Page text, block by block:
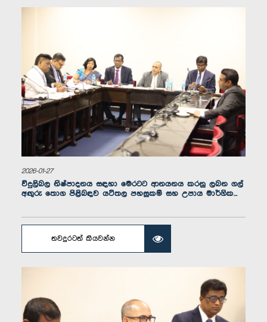
ගරු නීතිඥ ගීතා හේරත් මහත්මිය, පා.ම.
සාමාජික
2026-01-27
විදුලිබල නිෂ්පාදනය සඳහා මෙරටට ආනයනය කරනු ලබන ගල්
අඟුරු තොග පිළිබඳව යටිතල පහසුකම් සහ උපාය මාර්ගික...
තවදුරටත් කියවන්න